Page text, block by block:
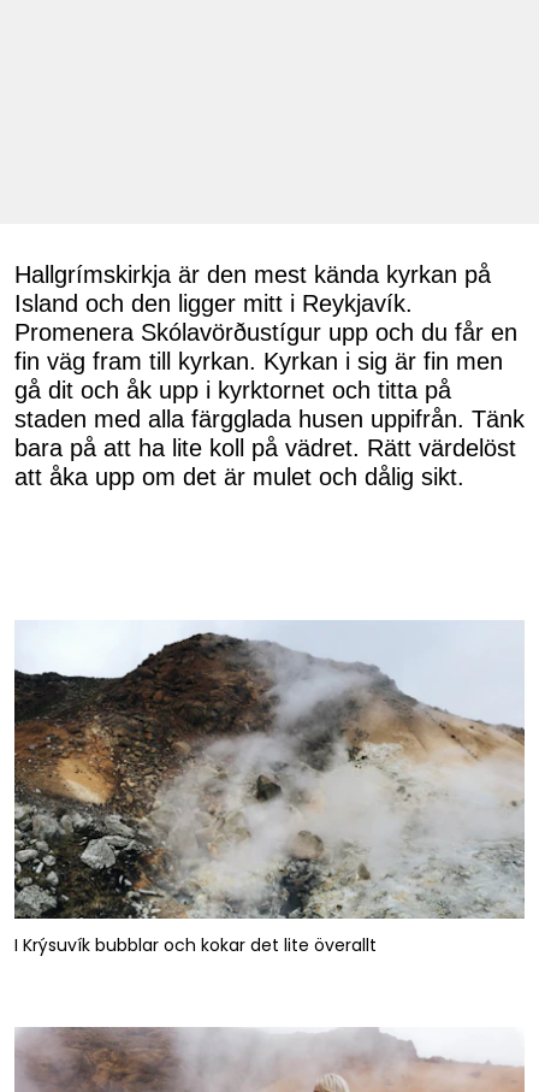
Hallgrímskirkja är den mest kända kyrkan på
Island och den ligger mitt i Reykjavík.
Promenera Skólavörðustígur upp och du får en
fin väg fram till kyrkan. Kyrkan i sig är fin men
gå dit och åk upp i kyrktornet och titta på
staden med alla färgglada husen uppifrån. Tänk
bara på att ha lite koll på vädret. Rätt värdelöst
att åka upp om det är mulet och dålig sikt.
I Krýsuvík bubblar och kokar det lite överallt